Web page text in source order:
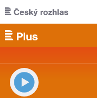
Přejít k hlavnímu obsahu